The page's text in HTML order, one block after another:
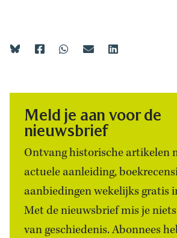
Meld je aan voor de
nieuwsbrief
Ontvang historische artikelen
actuele aanleiding,
aanbiedingen wekelijks gratis
Met de nieuwsbrief mis je
van geschiedenis. Abonnees